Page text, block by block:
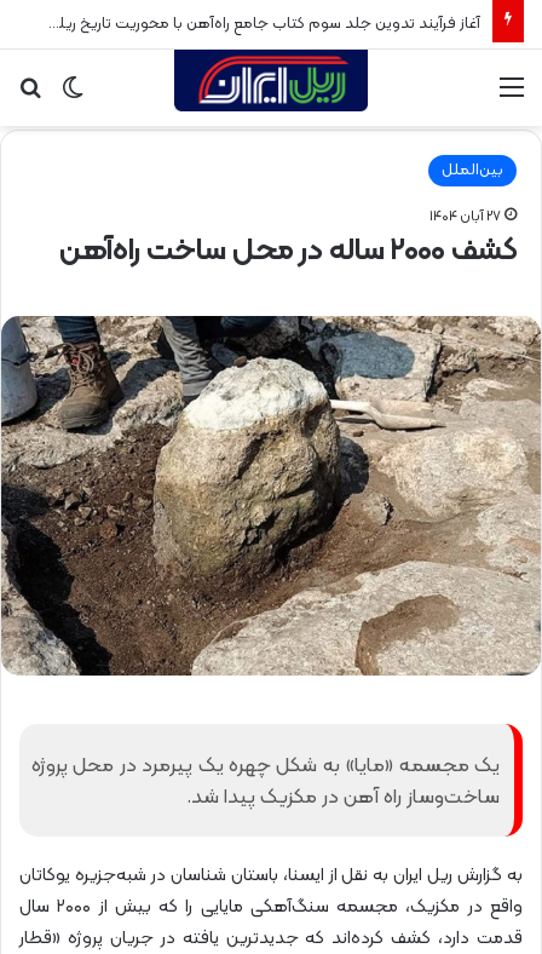
آغاز فرآیند تدوین جلد سوم کتاب جامع راه‌آهن با محوریت تاریخ ریلی پس از انقلاب اسلامی
تغییر
پوسته
بین‌الملل
۲۷ آبان ۱۴۰۴
کشف ۲۰۰۰ ساله در محل ساخت راه‌آهن
یک مجسمه «مایا» به شکل چهره یک پیرمرد در محل پروژه
ساخت‌وساز راه آهن در مکزیک پیدا شد.
به گزارش ریل ایران به نقل از ایسنا، باستان‌ شناسان در شبه‌جزیره یوکاتان
واقع در مکزیک، مجسمه سنگ‌آهکی مایایی را که بیش از ۲۰۰۰ سال
قدمت دارد، کشف کرده‌اند که جدیدترین یافته در جریان پروژه «قطار